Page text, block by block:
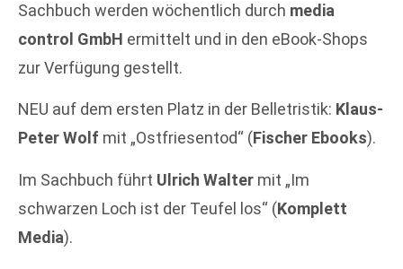
Sachbuch werden wöchentlich durch media
control GmbH ermittelt und in den eBook-Shops
zur Verfügung gestellt.
NEU auf dem ersten Platz in der Belletristik: Klaus-
Peter Wolf mit „Ostfriesentod“ (Fischer Ebooks).
Im Sachbuch führt Ulrich Walter mit „Im
schwarzen Loch ist der Teufel los“ (Komplett
Media).